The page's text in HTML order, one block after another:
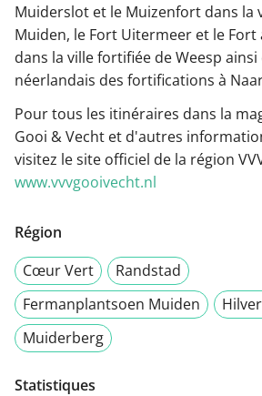
Muiderslot et le Muizenfort dans la
Muiden, le Fort Uitermeer et le Fort
dans la ville fortifiée de Weesp
néerlandais des fortifications à
Pour tous les itinéraires dans la
Gooi & Vecht et d'autres
visitez le site officiel de la région
www.vvvgooivecht.nl
Région
Cœur Vert
Randstad
Fermanplantsoen Muiden
Muiderberg
Statistiques